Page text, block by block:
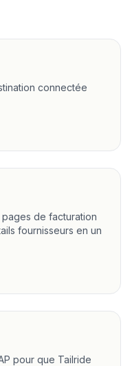
connectée
de facturation
fournisseurs en un
pour que Tailride